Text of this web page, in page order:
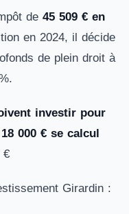
de 45 509 € en
en 2024, il décide
de plein droit à
investir pour
000 € se calcul
€
Girardin :